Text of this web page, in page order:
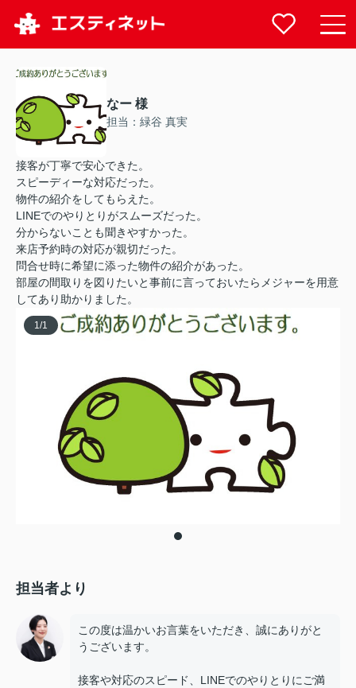
なー 様
担当：緑谷 真実
接客が丁寧で安心できた。
スピーディーな対応だった。
物件の紹介をしてもらえた。
LINEでのやりとりがスムーズだった。
分からないことも聞きやすかった。
来店予約時の対応が親切だった。
問合せ時に希望に添った物件の紹介があった。
部屋の間取りを図りたいと事前に言っておいたらメジャーを用意
してあり助かりました。
1 /1
担当者より
この度は温かいお言葉をいただき、誠にありがと
うございます。
接客や対応のスピード、LINEでのやりとりにご満